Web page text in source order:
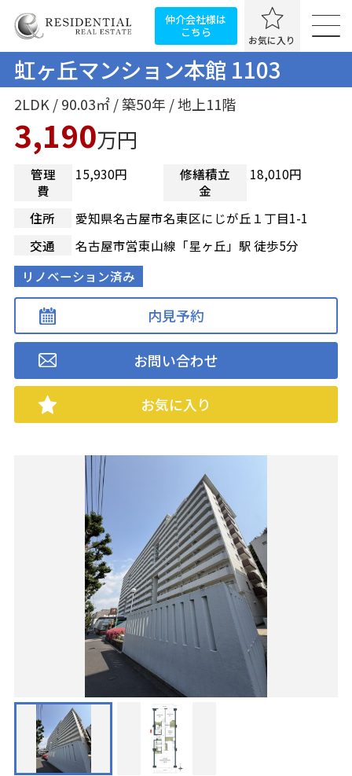
仲介会社様は
こちら
お気に入り
虹ヶ丘マンション本館 1103
2LDK / 90.03㎡ / 築50年 / 地上11階
3,190万円
管理
費
15,930円
修繕積立
金
18,010円
住所
愛知県名古屋市名東区にじが丘１丁目1-1
交通
名古屋市営東山線「星ヶ丘」駅 徒歩5分
リノベーション済み
内見予約
お問い合わせ
お気に入り